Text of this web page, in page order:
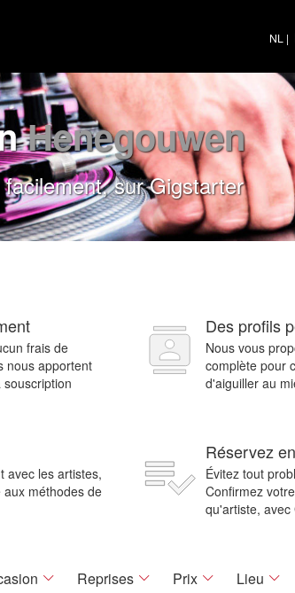
NL |
Henegouwen
sur Gigstarter
frais de
nous apportent
Des profils
Nous vous
complète pour
d'aiguiller au
avec les artistes,
méthodes de
Réservez
Évitez tout
Confirmez
qu'artiste, avec
Reprises Prix Lieu